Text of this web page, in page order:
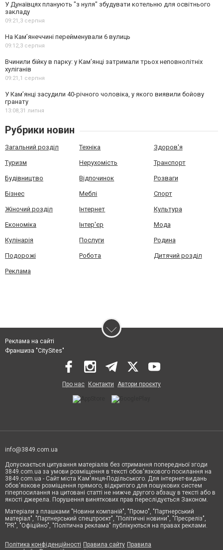
У Дунаївцях планують "з нуля" збудувати котельню для освітнього
закладу
09:21,3 серпня
На Камʼянеччині перейменували 6 вулиць
09:12,3 серпня
Вчинили бійку в парку: у Кам’янці затримали трьох неповнолітніх
хуліганів
09:21,1 серпня
У Камʼянці засудили 40-річного чоловіка, у якого виявили бойову
гранату
13:08,31 липня
Рубрики новин
Загальний розділ Техніка Здоров'я
Туризм Нерухомість Транспорт
Будівництво Відпочинок Розваги
Бізнес Меблі Спорт
Жіночий розділ Інтернет Культура
Економіка Інтер'єр Мода
Кулінарія Послуги Родина
Подорожі Робота Дитячий розділ
Реклама
Реклама на сайті
Франшиза "CitySites"
Про нас Контакти Автори проєкту
info@3849.com.ua
Допускається цитування матеріалів без отримання попередньої згоди
3849.com.ua за умови розміщення в тексті обов'язкового посилання на
3849.com.ua - Сайт міста Кам'янця-Подільського. Для інтернет-видань
обов'язкове розміщення прямого, відкритого для пошукових систем
гіперпосилання на цитовані статті не нижче другого абзацу в тексті або в
якості джерела. Порушення виняткових прав переслідується Законом.
Матеріали з плашками "Новини компаній", "Промо", "Партнерський
матеріал", "Партнерський спецпроєкт", "Політичні новини", "Пресреліз",
"PR", "Офіційно", "Політична реклама" публікуються на правах реклами.
Політика конфіденційності Правила сайту Правила